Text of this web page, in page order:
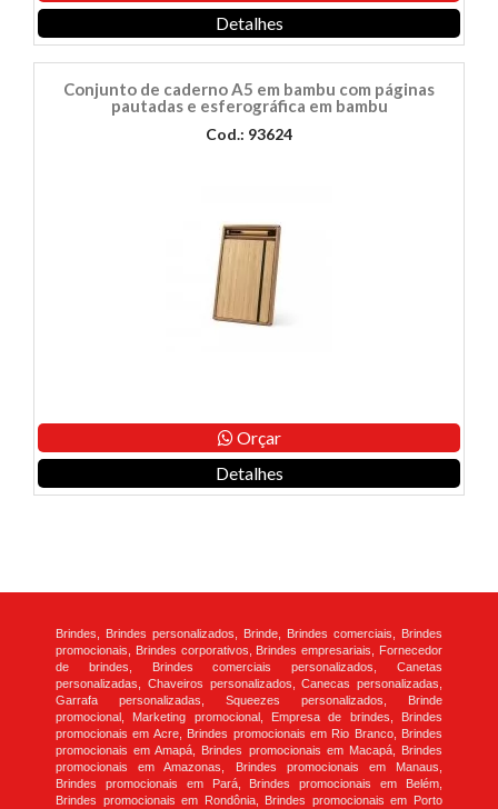
Detalhes
Conjunto de caderno A5 em bambu com páginas
pautadas e esferográfica em bambu
Cod.: 93624
Orçar
Detalhes
Brindes, Brindes personalizados, Brinde, Brindes comerciais, Brindes
promocionais, Brindes corporativos, Brindes empresariais, Fornecedor
de brindes, Brindes comerciais personalizados, Canetas
personalizadas, Chaveiros personalizados, Canecas personalizadas,
Garrafa personalizadas, Squeezes personalizados, Brinde
promocional, Marketing promocional, Empresa de brindes, Brindes
promocionais em Acre, Brindes promocionais em Rio Branco, Brindes
promocionais em Amapá, Brindes promocionais em Macapá, Brindes
promocionais em Amazonas, Brindes promocionais em Manaus,
Brindes promocionais em Pará, Brindes promocionais em Belém,
Brindes promocionais em Rondônia, Brindes promocionais em Porto